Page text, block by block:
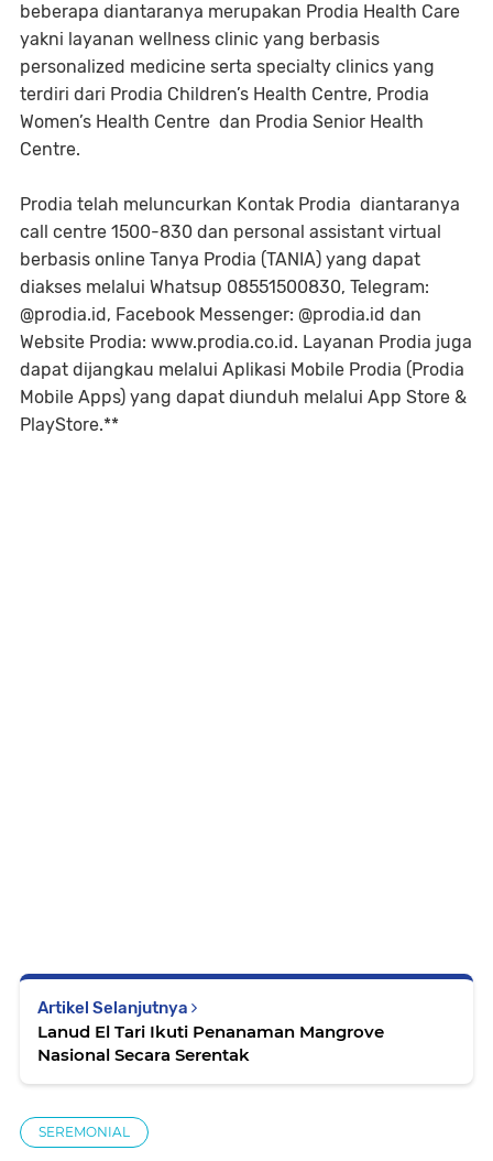
beberapa diantaranya merupakan Prodia Health Care
yakni layanan wellness clinic yang berbasis
personalized medicine serta specialty clinics yang
terdiri dari Prodia Children’s Health Centre, Prodia
Women’s Health Centre dan Prodia Senior Health
Centre.
Prodia telah meluncurkan Kontak Prodia diantaranya
call centre 1500-830 dan personal assistant virtual
berbasis online Tanya Prodia (TANIA) yang dapat
diakses melalui Whatsup 08551500830, Telegram:
@prodia.id, Facebook Messenger: @prodia.id dan
Website Prodia: www.prodia.co.id. Layanan Prodia juga
dapat dijangkau melalui Aplikasi Mobile Prodia (Prodia
Mobile Apps) yang dapat diunduh melalui App Store &
PlayStore.**
Artikel Selanjutnya
Lanud El Tari Ikuti Penanaman Mangrove
Nasional Secara Serentak
SEREMONIAL